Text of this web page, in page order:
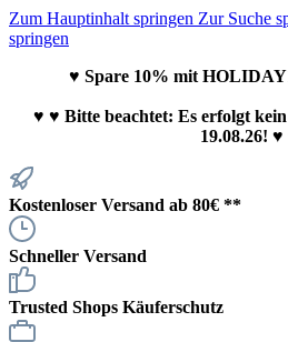
Zum Hauptinhalt springen Zur Suche
springen
♥ Spare 10% mit
♥ ♥ Bitte beachtet: Es erfolgt
19.08.26! ♥
Kostenloser Versand ab 80€ **
Schneller Versand
Trusted Shops Käuferschutz